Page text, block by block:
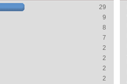
29
9
8
7
2
2
2
2